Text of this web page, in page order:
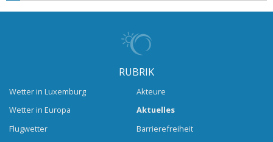
RUBRIK
Wetter in Luxemburg
Wetter in Europa
Flugwetter
Akteure
Aktuelles
Barrierefreiheit